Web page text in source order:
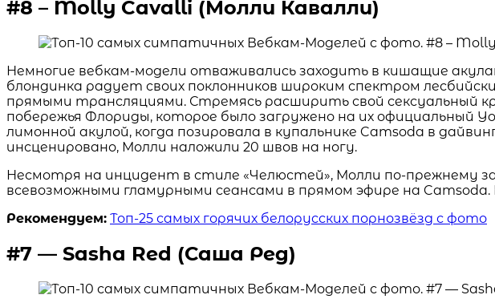
#8 – Molly Cavalli (Молли Кавалли)
Немногие вебкам-модели отваживались заходить в кишащие
блондинка радует своих поклонников широким спектром
прямыми трансляциями. Стремясь расширить свой сексуальный
побережья Флориды, которое было загружено на их официальный
лимонной акулой, когда позировала в купальнике Camsoda в
инсценировано, Молли наложили 20 швов на ногу.
Несмотря на инцидент в стиле «Челюстей», Молли по-прежнему
всевозможными гламурными сеансами в прямом эфире на Camsoda.
Рекомендуем: Топ-25 самых горячих белорусских порнозвёзд с фото
#7 — Sasha Red (Саша Ред)